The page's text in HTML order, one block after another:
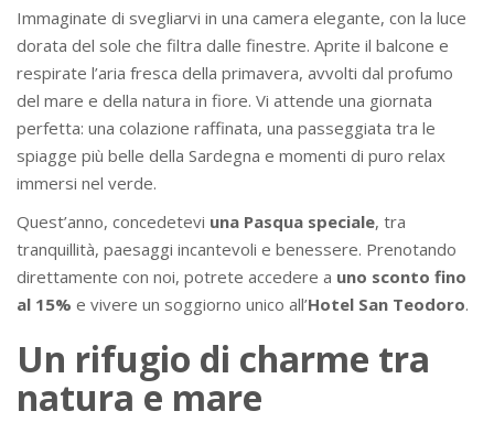
Immaginate di svegliarvi in una camera elegante, con la luce
dorata del sole che filtra dalle finestre. Aprite il balcone e
respirate l’aria fresca della primavera, avvolti dal profumo
del mare e della natura in fiore. Vi attende una giornata
perfetta: una colazione raffinata, una passeggiata tra le
spiagge più belle della Sardegna e momenti di puro relax
immersi nel verde.
Quest’anno, concedetevi una Pasqua speciale, tra
tranquillità, paesaggi incantevoli e benessere. Prenotando
direttamente con noi, potrete accedere a uno sconto fino
al 15% e vivere un soggiorno unico all’Hotel San Teodoro.
Un rifugio di charme tra
natura e mare